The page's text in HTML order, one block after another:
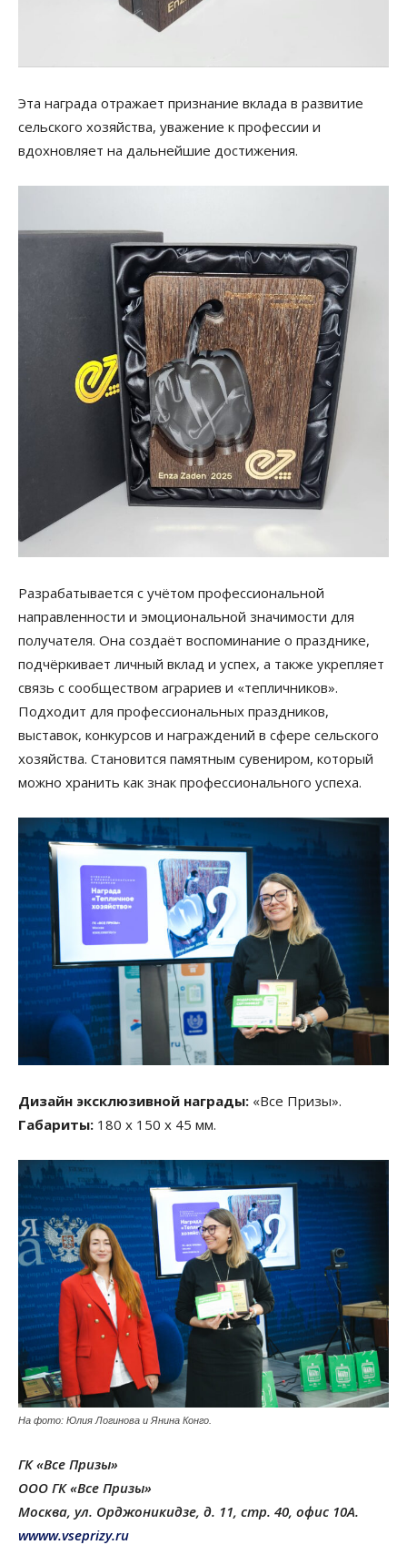
Эта награда отражает признание вклада в развитие
сельского хозяйства, уважение к профессии и
вдохновляет на дальнейшие достижения.
Разрабатывается с учётом профессиональной
направленности и эмоциональной значимости для
получателя. Она создаёт воспоминание о празднике,
подчёркивает личный вклад и успех, а также укрепляет
связь с сообществом аграриев и «тепличников».
Подходит для профессиональных праздников,
выставок, конкурсов и награждений в сфере сельского
хозяйства. Становится памятным сувениром, который
можно хранить как знак профессионального успеха.
Дизайн эксклюзивной награды: «Все Призы».
Габариты: 180 х 150 х 45 мм.
На фото: Юлия Логинова и Янина Конго.
ГК «Все Призы»
ООО ГК «Все Призы»
Москва, ул. Орджоникидзе, д. 11, стр. 40, офис 10А.
wwww.vseprizy.ru